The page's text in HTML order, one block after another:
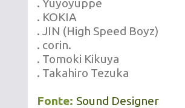
. Yuyoyuppe
. KOKIA
. JIN (High Speed Boyz)
. corin.
. Tomoki Kikuya
. Takahiro Tezuka
Fonte: Sound Designer